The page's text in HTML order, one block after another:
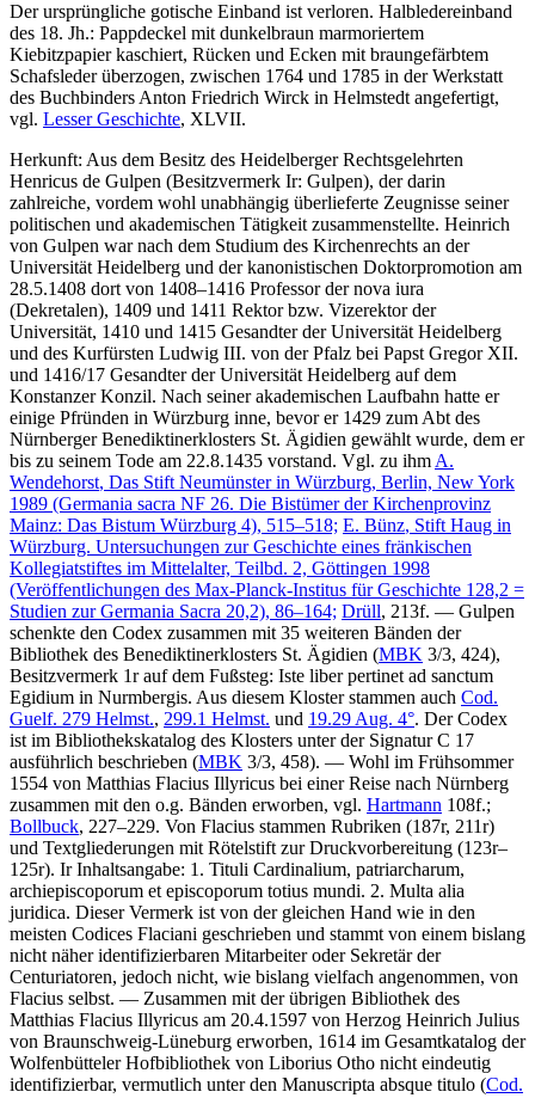
Der ursprüngliche gotische Einband ist verloren. Halbledereinband
des 18. Jh.: Pappdeckel mit dunkelbraun marmoriertem
Kiebitzpapier kaschiert, Rücken und Ecken mit braungefärbtem
Schafsleder überzogen, zwischen 1764 und 1785 in der Werkstatt
des Buchbinders Anton Friedrich Wirck in Helmstedt angefertigt,
vgl. Lesser Geschichte, XLVII.
Herkunft: Aus dem Besitz des Heidelberger Rechtsgelehrten
Henricus de Gulpen (Besitzvermerk Ir: Gulpen), der darin
zahlreiche, vordem wohl unabhängig überlieferte Zeugnisse seiner
politischen und akademischen Tätigkeit zusammenstellte. Heinrich
von Gulpen war nach dem Studium des Kirchenrechts an der
Universität Heidelberg und der kanonistischen Doktorpromotion am
28.5.1408 dort von 1408–1416 Professor der nova iura
(Dekretalen), 1409 und 1411 Rektor bzw. Vizerektor der
Universität, 1410 und 1415 Gesandter der Universität Heidelberg
und des Kurfürsten Ludwig III. von der Pfalz bei Papst Gregor XII.
und 1416/17 Gesandter der Universität Heidelberg auf dem
Konstanzer Konzil. Nach seiner akademischen Laufbahn hatte er
einige Pfründen in Würzburg inne, bevor er 1429 zum Abt des
Nürnberger Benediktinerklosters St. Ägidien gewählt wurde, dem er
bis zu seinem Tode am 22.8.1435 vorstand. Vgl. zu ihm A.
Wendehorst, Das Stift Neumünster in Würzburg, Berlin, New York
1989 (Germania sacra NF 26. Die Bistümer der Kirchenprovinz
Mainz: Das Bistum Würzburg 4), 515–518; E. Bünz, Stift Haug in
Würzburg. Untersuchungen zur Geschichte eines fränkischen
Kollegiatstiftes im Mittelalter, Teilbd. 2, Göttingen 1998
(Veröffentlichungen des Max-Planck-Institus für Geschichte 128,2 =
Studien zur Germania Sacra 20,2), 86–164; Drüll, 213f. — Gulpen
schenkte den Codex zusammen mit 35 weiteren Bänden der
Bibliothek des Benediktinerklosters St. Ägidien (MBK 3/3, 424),
Besitzvermerk 1r auf dem Fußsteg: Iste liber pertinet ad sanctum
Egidium in Nurmbergis. Aus diesem Kloster stammen auch Cod.
Guelf. 279 Helmst., 299.1 Helmst. und 19.29 Aug. 4°. Der Codex
ist im Bibliothekskatalog des Klosters unter der SignaturC 17
ausführlich beschrieben (MBK 3/3, 458). — Wohl im Frühsommer
1554 von Matthias Flacius Illyricus bei einer Reise nach Nürnberg
zusammen mit den o.g. Bänden erworben, vgl. Hartmann 108f.;
Bollbuck, 227–229. Von Flacius stammen Rubriken (187r, 211r)
und Textgliederungen mit Rötelstift zur Druckvorbereitung (123r–
125r). Ir Inhaltsangabe: 1. Tituli Cardinalium, patriarcharum,
archiepiscoporum et episcoporum totius mundi. 2. Multa alia
juridica. Dieser Vermerk ist von der gleichen Hand wie in den
meisten Codices Flaciani geschrieben und stammt von einem bislang
nicht näher identifizierbaren Mitarbeiter oder Sekretär der
Centuriatoren, jedoch nicht, wie bislang vielfach angenommen, von
Flacius selbst. — Zusammen mit der übrigen Bibliothek des
Matthias Flacius Illyricus am 20.4.1597 von Herzog Heinrich Julius
von Braunschweig-Lüneburg erworben, 1614 im Gesamtkatalog der
Wolfenbütteler Hofbibliothek von Liborius Otho nicht eindeutig
identifizierbar, vermutlich unter den Manuscripta absque titulo (Cod.